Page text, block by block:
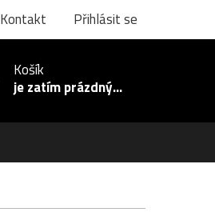
Kontakt Přihlásit se
Košík
je zatím prázdný...